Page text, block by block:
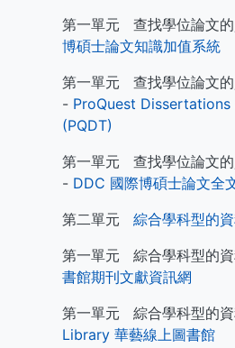
第一單元 查找學位論文
博碩士論文知識加值系統
第一單元 查找學位論文
- ProQuest Dissertations
(PQDT)
第一單元 查找學位論文
- DDC 國際博碩士論文全
第二單元 綜合學科型的
第一單元 綜合學科型的
書館期刊文獻資訊網
第一單元 綜合學科型的
Library 華藝線上圖書館